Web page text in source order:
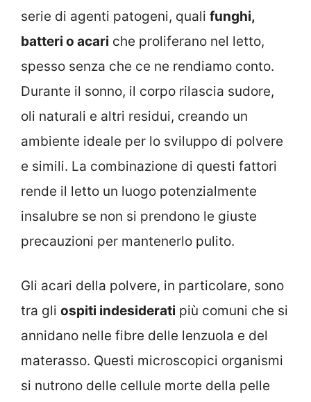
serie di agenti patogeni, quali funghi,
batteri o acari che proliferano nel letto,
spesso senza che ce ne rendiamo conto.
Durante il sonno, il corpo rilascia sudore,
oli naturali e altri residui, creando un
ambiente ideale per lo sviluppo di polvere
e simili. La combinazione di questi fattori
rende il letto un luogo potenzialmente
insalubre se non si prendono le giuste
precauzioni per mantenerlo pulito.
Gli acari della polvere, in particolare, sono
tra gli ospiti indesiderati più comuni che si
annidano nelle fibre delle lenzuola e del
materasso. Questi microscopici organismi
si nutrono delle cellule morte della pelle